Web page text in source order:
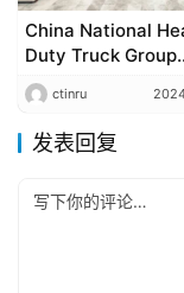
China National
Duty Truck Group
(Sinotruk) и BOE
Technology
стратегическое
соглашение о
ctinru
发表回复